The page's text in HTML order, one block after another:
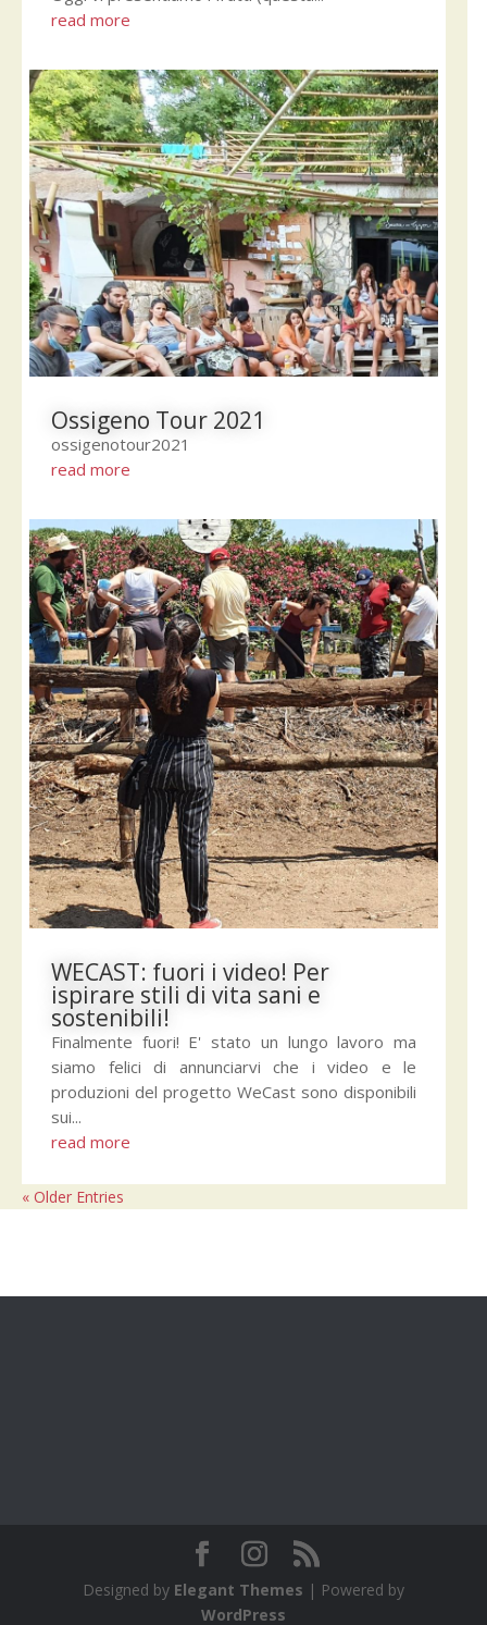
read more
Ossigeno Tour 2021
ossigenotour2021
read more
WECAST: fuori i video! Per
ispirare stili di vita sani e
sostenibili!
Finalmente fuori! E' stato un lungo lavoro ma
siamo felici di annunciarvi che i video e le
produzioni del progetto WeCast sono disponibili
sui...
read more
« Older Entries
Designed by Elegant Themes | Powered by
WordPress